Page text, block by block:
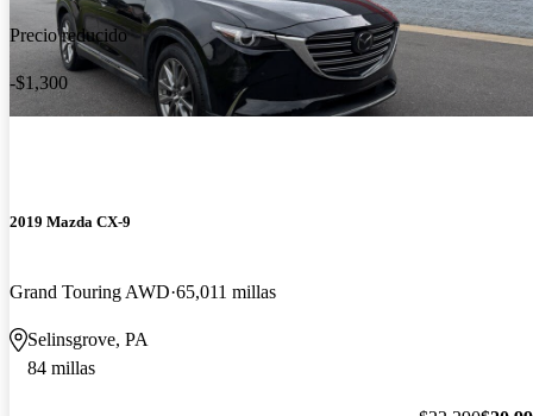
Precio reducido
-$1,300
2019 Mazda CX-9
Grand Touring AWD 65,011 millas
Selinsgrove, PA
84 millas